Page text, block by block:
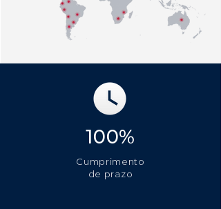
100%
Cumprimento
de prazo